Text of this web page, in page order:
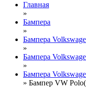
Главная
»
Бампера
»
Бампера
»
Бампера
»
Бампера
» Бампер VW